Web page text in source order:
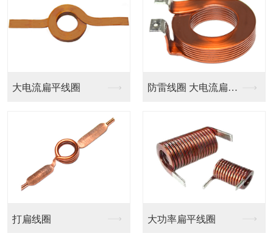
贴片绕线电感CD 绕线片式功率电感--...
贴片绕线电感RH 一体成型电感HMS